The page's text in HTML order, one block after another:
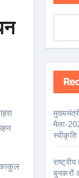
मेला-
बुनकरों